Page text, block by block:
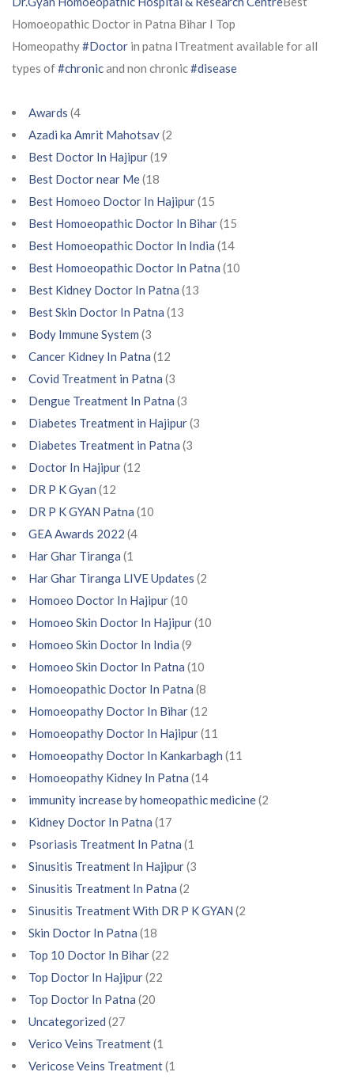
Homoeopathic Doctor in Patna Bihar I Top
Homeopathy#Doctor in patna ITreatment available for all
types of#chronicand non chronic#disease
Awards (4
Azadi ka Amrit Mahotsav(2
Best Doctor In Hajipur(19
Best Doctor near Me(18
Best Homoeo Doctor In Hajipur(15
Best Homoeopathic Doctor In Bihar(15
Best Homoeopathic Doctor In India (14
Best Homoeopathic Doctor In Patna (10
Best Kidney Doctor In Patna (13
Best Skin Doctor In Patna (13
Body Immune System (3
Cancer Kidney In Patna (12
Covid Treatment in Patna (3
Dengue Treatment In Patna (3
Diabetes Treatment in Hajipur(3
Diabetes Treatment in Patna (3
Doctor In Hajipur(12
DR P K Gyan (12
DR P K GYAN Patna (10
GEA Awards 2022 (4
Har Ghar Tiranga (1
Har Ghar Tiranga LIVE Updates (2
Homoeo Doctor In Hajipur(10
Homoeo Skin Doctor In Hajipur(10
Homoeo Skin Doctor In India (9
Homoeo Skin Doctor In Patna (10
Homoeopathic Doctor In Patna (8
Homoeopathy Doctor In Bihar(12
Homoeopathy Doctor In Hajipur(11
Homoeopathy Doctor In Kankarbagh (11
Homoeopathy Kidney In Patna (14
immunity increase by homeopathic medicine(2
Kidney Doctor In Patna (17
Psoriasis Treatment In Patna (1
Sinusitis Treatment In Hajipur(3
Sinusitis Treatment In Patna (2
Sinusitis Treatment With DR P K GYAN (2
Skin Doctor In Patna (18
Top 10 Doctor In Bihar(22
Top Doctor In Hajipur(22
Top Doctor In Patna (20
Uncategorized (27
Verico Veins Treatment(1
Vericose Veins Treatment(1